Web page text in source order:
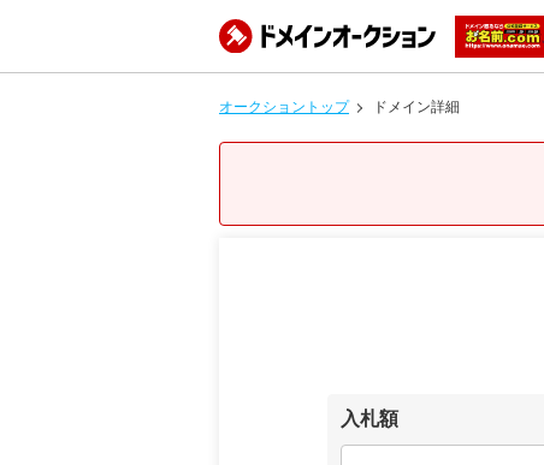
オークショントップ ドメイン詳細
入札額